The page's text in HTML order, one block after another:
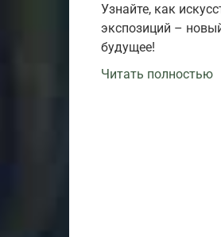
Узнайте, как
экспозиций –
будущее!
Читать полностью